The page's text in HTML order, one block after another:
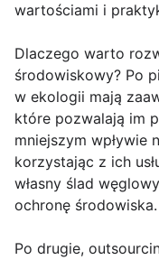
wartościami i
Dlaczego warto
środowiskowy? Po
w ekologii mają
które pozwalają im
mniejszym wpływie
korzystając z ich
własny ślad
ochronę środowiska.
Po drugie,